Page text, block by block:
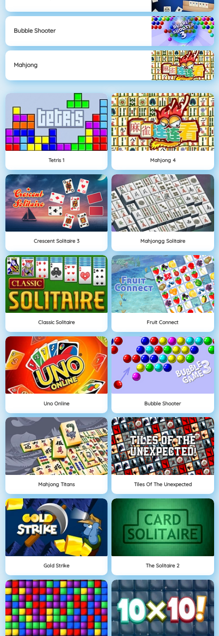
Bubble Shooter
Mahjong
Tetris 1 Mahjong 4
Crescent Solitaire 3 Mahjongg Solitaire
Classic Solitaire Fruit Connect
Uno Online Bubble Shooter
Mahjong Titans Tiles Of The Unexpected
Gold Strike The Solitaire 2